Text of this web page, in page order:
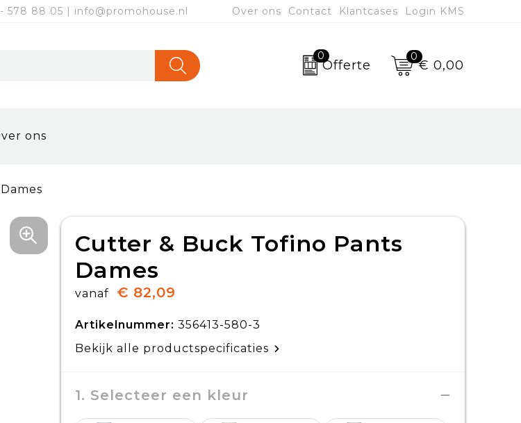
578 88 05 | info@promohouse.nl Over ons Contact Klantcases Login KMS
0
Offerte
0
€ 0,00
ons
Cutter & Buck Tofino Pants
Dames
vanaf € 82,09
Artikelnummer: 356413-580-3
Bekijk alle productspecificaties
1. Selecteer een kleur